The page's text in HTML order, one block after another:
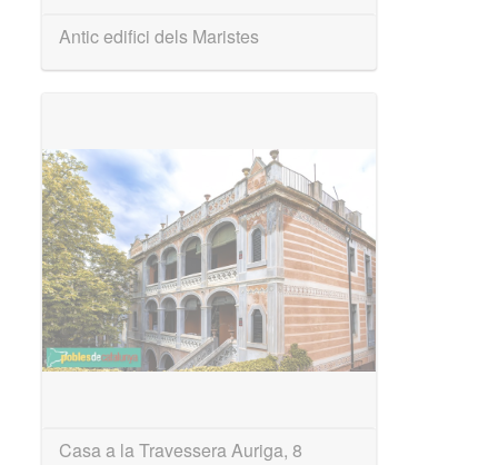
Antic edifici dels Maristes
Casa a la Travessera Auriga, 8